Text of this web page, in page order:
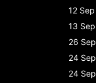
12 Sep
13 Sep
26 Sep
24 Sep
24 Sep